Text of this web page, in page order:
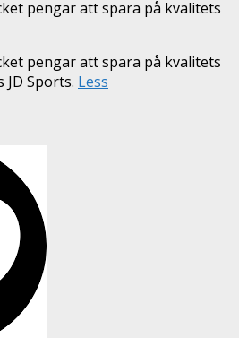
pengar att spara på kvalitets
pengar att spara på kvalitets
Sports. Less